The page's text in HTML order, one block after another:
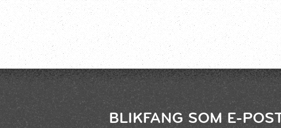
BLIKFANG SOM E-